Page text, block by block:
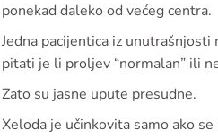
ponekad daleko od većeg centra.
Jedna pacijentica iz
pitati je li proljev “normalan” ili
Zato su jasne upute presudne.
Xeloda je učinkovita samo ako